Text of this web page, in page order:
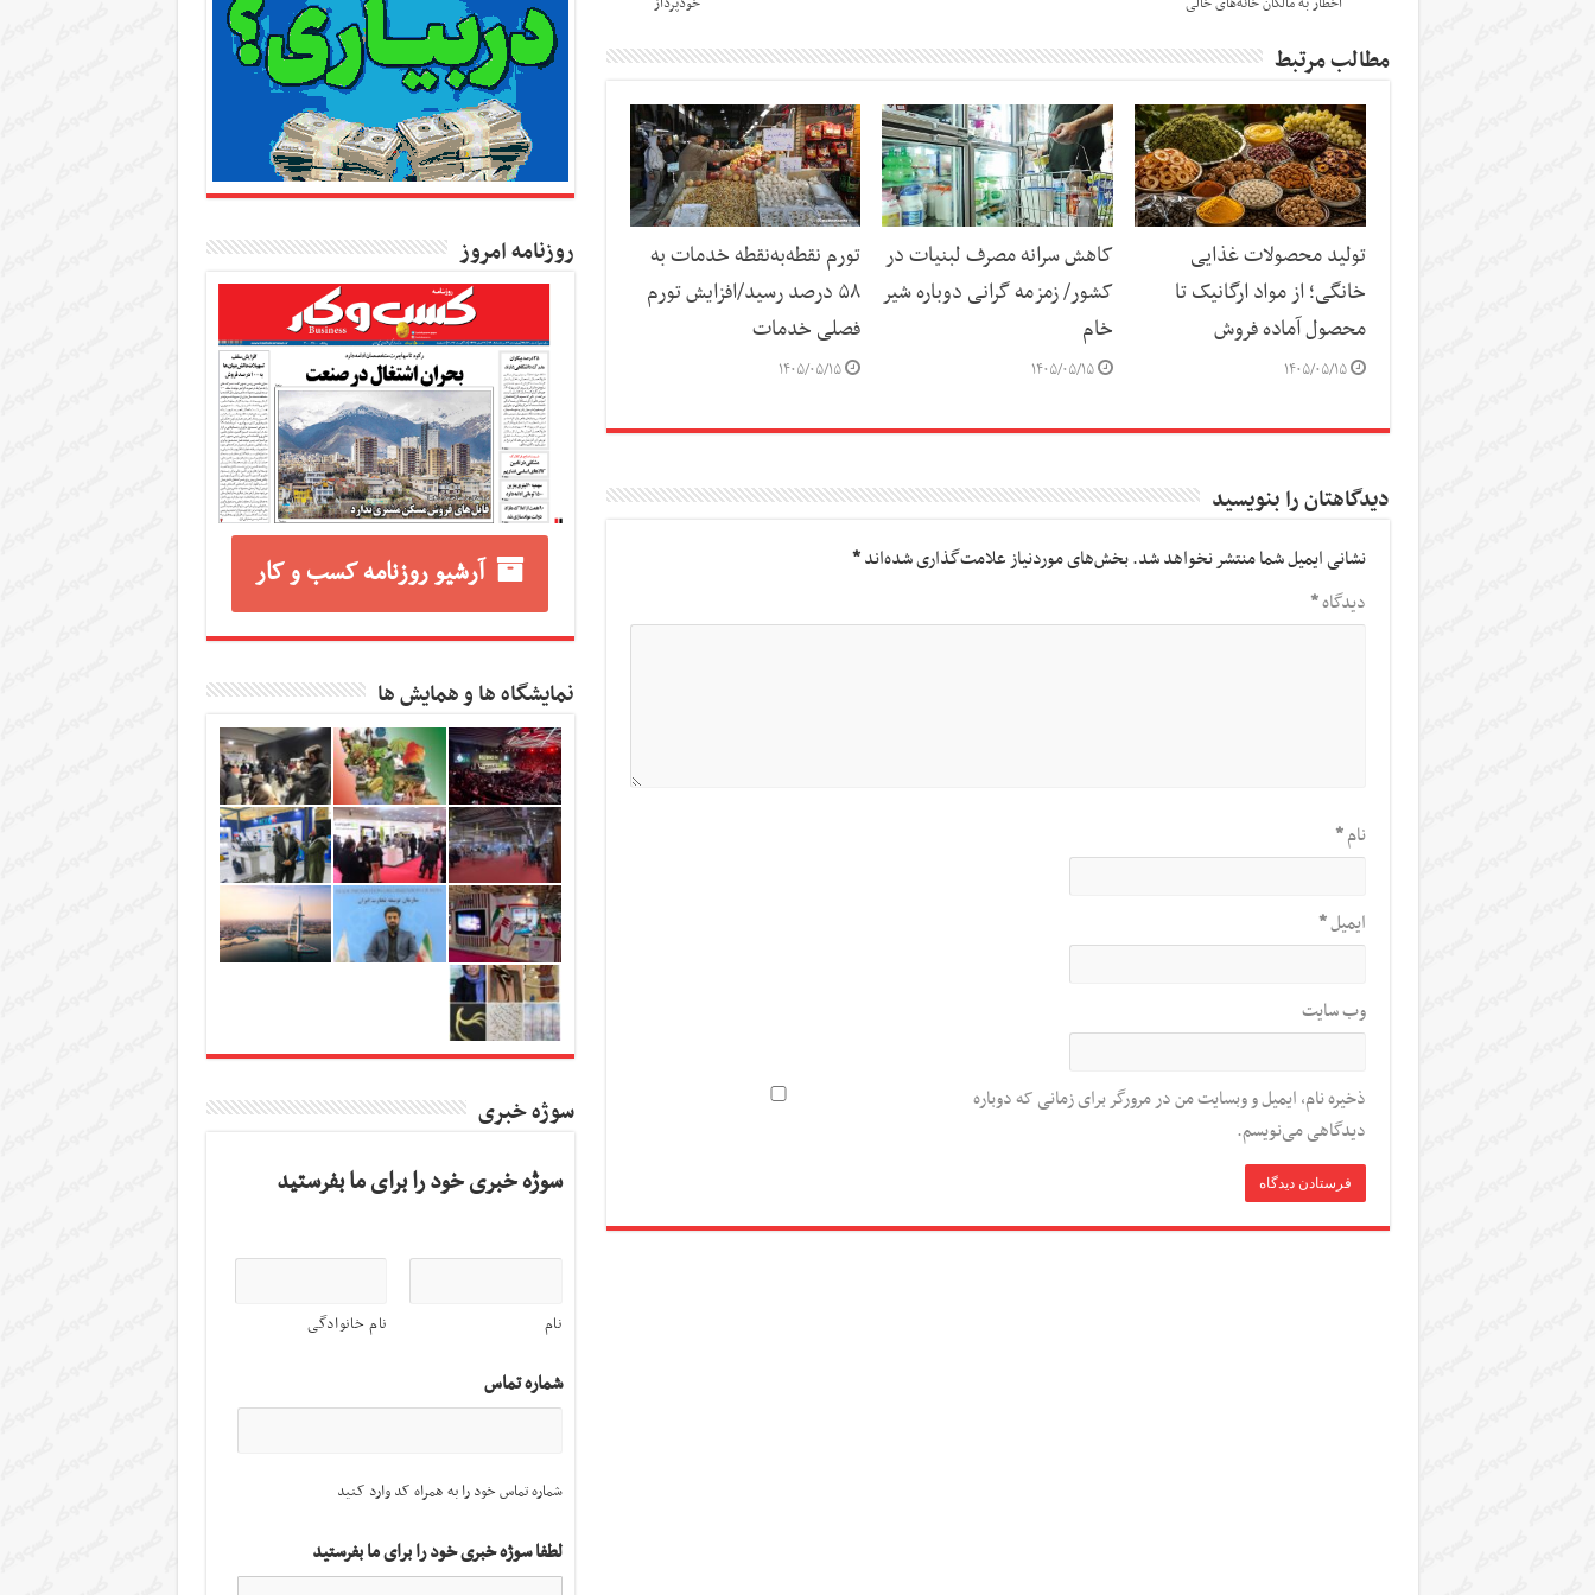
مطالب مرتبط
تولید محصولات غذایی
خانگی؛ از مواد ارگانیک تا
محصول آماده فروش
۱۴۰۵/۰۵/۱۵
کاهش سرانه مصرف لبنیات در
کشور/ زمزمه گرانی دوباره شیر
خام
۱۴۰۵/۰۵/۱۵
تورم نقطه‌به‌نقطه خدمات به
۵۸ درصد رسید/افزایش تورم
فصلی خدمات
۱۴۰۵/۰۵/۱۵
دیدگاهتان را بنویسید
نشانی ایمیل شما منتشر نخواهد شد.بخش‌های موردنیاز علامت‌گذاری شده‌اند*
دیدگاه*
نام*
ایمیل*
وب‌ سایت
ذخیره نام، ایمیل و وبسایت من در مرورگر برای زمانی که دوباره
دیدگاهی می‌نویسم.
روزنامه امروز
آرشیو روزنامه کسب و کار
نمایشگاه ها و همایش ها
سوژه خبری
سوژه خبری خود را برای ما بفرستید
نام نام خانوادگی
شماره تماس
شماره تماس خود را به همراه کد وارد کنید
لطفا سوژه خبری خود را برای ما بفرستید